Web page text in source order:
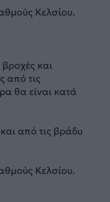
Κελσίου.
και
από τις
θα είναι κατά
από τις βράδυ
Κελσίου.